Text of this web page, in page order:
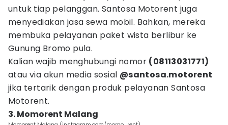
untuk tiap pelanggan. Santosa Motorent juga
menyediakan jasa sewa mobil. Bahkan, mereka
membuka pelayanan paket wista berlibur ke
Gunung Bromo pula.
Kalian wajib menghubungi nomor (08113031771)
atau via akun media sosial @santosa.motorent
jika tertarik dengan produk pelayanan Santosa
Motorent.
3. Momorent Malang